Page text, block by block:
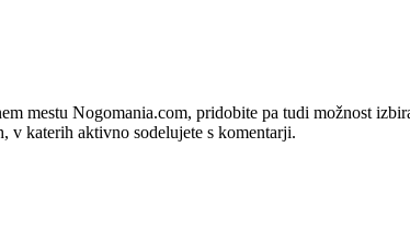
mestu Nogomania.com, pridobite pa tudi možnost
v katerih aktivno sodelujete s komentarji.